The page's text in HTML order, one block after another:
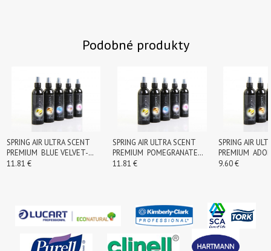
Podobné produkty
SPRING AIR ULTRA SCENT
PREMIUM BLUE VELVET-
200ML
11.81 €
SPRING AIR ULTRA SCENT
PREMIUM POMEGRANATE
DELIGHT-200ML
11.81 €
SPRING AIR
PREMIUM
9.60 €